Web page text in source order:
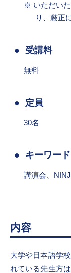
いただい
り、厳正
受講料
無料
定員
30名
キーワード
講演会、
内容
大学や日本語学
れている先生方